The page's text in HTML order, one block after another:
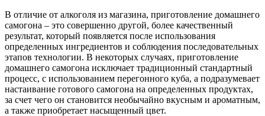
В отличие от алкоголя из магазина, приготовление домашнего
самогона – это совершенно другой, более качественный
результат, который появляется после использования
определенных ингредиентов и соблюдения последовательных
этапов технологии. В некоторых случаях, приготовление
домашнего самогона исключает традиционный стандартный
процесс, с использованием перегонного куба, а подразумевает
настаивание готового самогона на определенных продуктах,
за счет чего он становится необычайно вкусным и ароматным,
а также приобретает насыщенный цвет.